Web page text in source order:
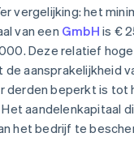
vergelijking: het
van een GmbH is €
Deze relatief
aansprakelijkheid
derden beperkt is tot
aandelenkapitaal
het bedrijf te